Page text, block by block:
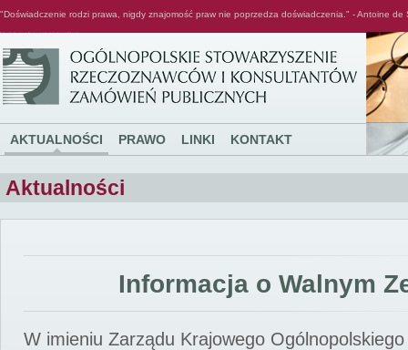
"Doświadczenie rodzi prawa, nigdy znajomość praw nie poprzedza doświadczenia." - Antoine de
AKTUALNOŚCI PRAWO LINKI KONTAKT
Aktualności
Informacja o Walnym
W imieniu Zarządu Krajowego